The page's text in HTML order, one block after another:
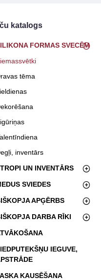
katalogs
FORMAS SVECĒM
tēma
inventārs
UN INVENTĀRS
SVIEDES
APĢĒRBS
DARBA RĪKI
IEGUVE,
KAUSĒŠANA